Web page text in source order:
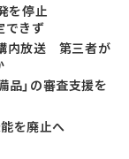
を停止
できず
内放送 第三者が
品」の審査支援を
を廃止へ